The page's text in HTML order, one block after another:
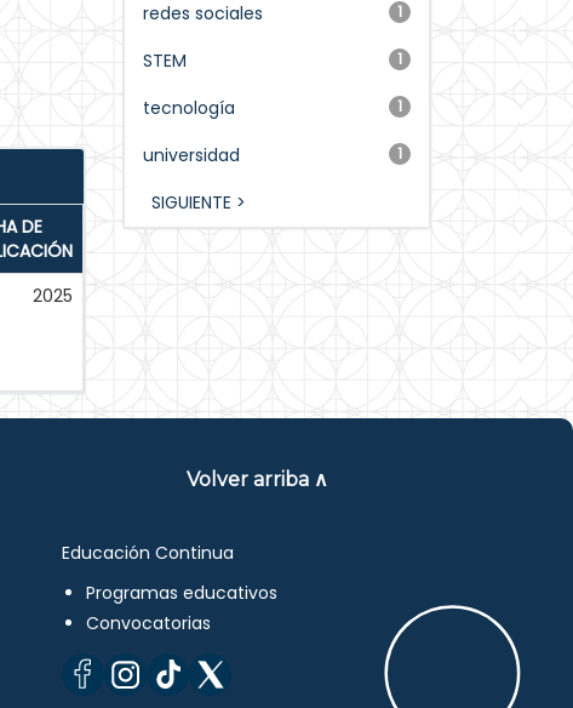
DE
2025
1
redes sociales
1
STEM
1
tecnología
1
universidad
SIGUIENTE >
Volver arriba ∧
Educación Continua
Programas educativos
Convocatorias